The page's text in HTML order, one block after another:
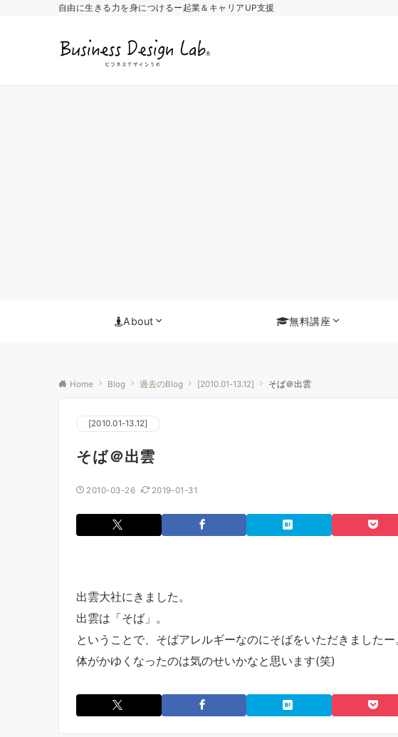
自由に生きる力を身につけるー起業＆キャリアUP支援
About 無料講座
Home Blog 過去のBlog [2010.01-13.12] そば＠出雲
[2010.01-13.12]
そば＠出雲
2010-03-26 2019-01-31
出雲大社にきました。
出雲は「そば」。
ということで、そばアレルギーなのにそばをいただきましたー
体がかゆくなったのは気のせいかなと思います(笑)